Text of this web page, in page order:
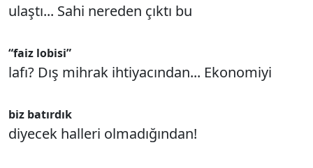
ulaştı... Sahi nereden çıktı bu
“faiz lobisi”
lafı? Dış mihrak ihtiyacından... Ekonomiyi
biz batırdık
diyecek halleri olmadığından!